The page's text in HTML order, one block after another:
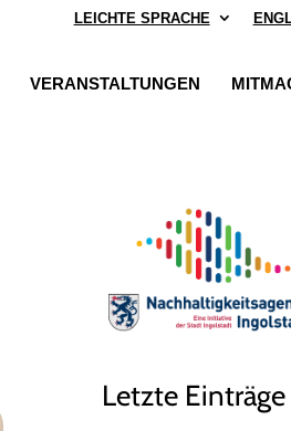
LEICHTE SPRACHE
VERANSTALTUNGEN
Letzte Einträge